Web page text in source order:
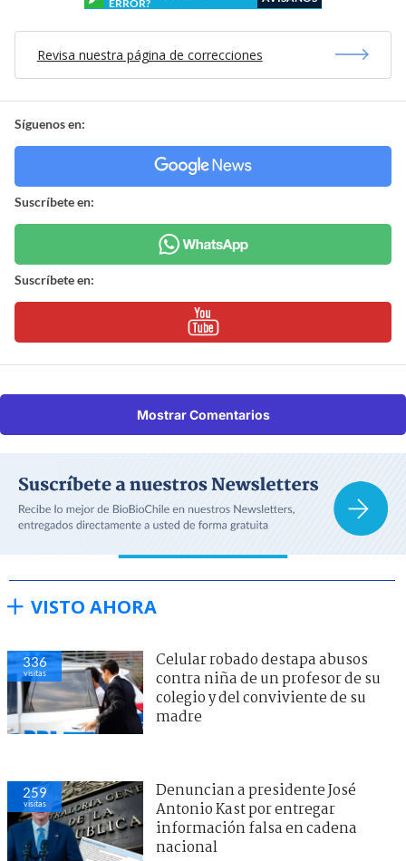
ERROR?
Revisa nuestra página de correcciones
Síguenos en:
Suscríbete en:
Suscríbete en:
Mostrar Comentarios
VISTO AHORA
336
visitas
Celular robado destapa abusos
contra niña de un profesor de su
colegio y del conviviente de su
madre
259
visitas
Denuncian a presidente José
Antonio Kast por entregar
información falsa en cadena
nacional